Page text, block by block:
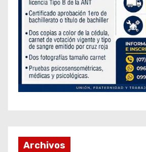
Archivos